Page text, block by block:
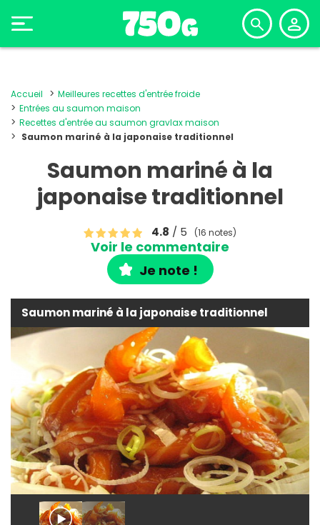
Accueil
Meilleures recettes d'entrée froide
Entrées au saumon maison
Recettes d'entrée au saumon gravlax maison
Saumon mariné à la japonaise traditionnel
Saumon mariné à la
japonaise traditionnel
4.8 / 5 (16 notes)
Voir le commentaire
Je note !
Saumon mariné à la japonaise traditionnel